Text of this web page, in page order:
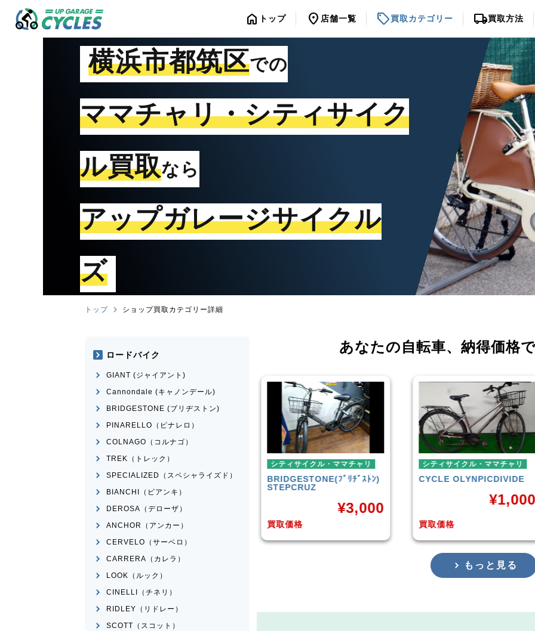
home トップ location_on 店舗一覧 sell買取カテゴリー local_shipping買取方法
横浜市都筑区での
ママチャリ・シティサイク
ル買取なら
アップガレージサイクル
ズ
トップ ショップ買取カテゴリー詳細
あなたの自転車、 納得価格
ティサイクル・ママチャリ
220
シティサイクル・ママチャリ
BRIDGESTONE(ﾌﾞﾘﾁﾞｽﾄﾝ)
STEPCRUZ
買取価格
シティサイクル・ママチャリ
CYCLE OLYNPICDIVIDE
買取価格
¥1,000
ミニベロ
シティサイクル・ママ
SURGE 2021
買取価格
もっと見る
ロードバイク
GIANT (ジャイアント)
Cannondale (キャノンデール)
BRIDGESTONE (ブリヂストン)
PINARELLO（ピナレロ）
COLNAGO（コルナゴ）
TREK（トレック）
SPECIALIZED（スペシャライズド）
BIANCHI（ビアンキ）
DEROSA（デローザ）
ANCHOR（アンカー）
CERVELO（サーベロ）
CARRERA（カレラ）
LOOK（ルック）
CINELLI（チネリ）
RIDLEY（リドレー）
SCOTT（スコット）